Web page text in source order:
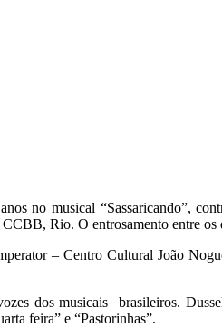
no musical “Sassaricando”,
Rio. O entrosamento entre os
– Centro Cultural João
dos musicais brasileiros.
feira” e “Pastorinhas”.